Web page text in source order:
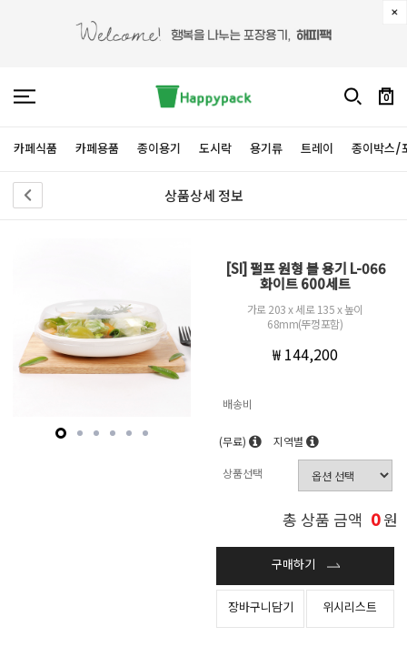
0
카페식품 카페용품 종이용기 도시락 용기류 트레이 종이박스/
상품상세 정보
[SI] 펄프 원형 볼 용기 L-066
화이트 600세트
가로 203 x 세로 135 x 높이
68mm(뚜껑포함)
₩ 144,200
배송비
(무료) 지역별
상품선택
총 상품 금액 0원
구매하기
장바구니담기 위시리스트